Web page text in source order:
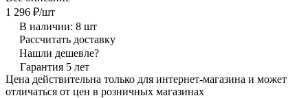
1 296 ₽/шт
В наличии: 8 шт
Рассчитать доставку
Нашли дешевле?
Гарантия 5 лет
Цена действительна только для интернет-магазина и может
отличаться от цен в розничных магазинах